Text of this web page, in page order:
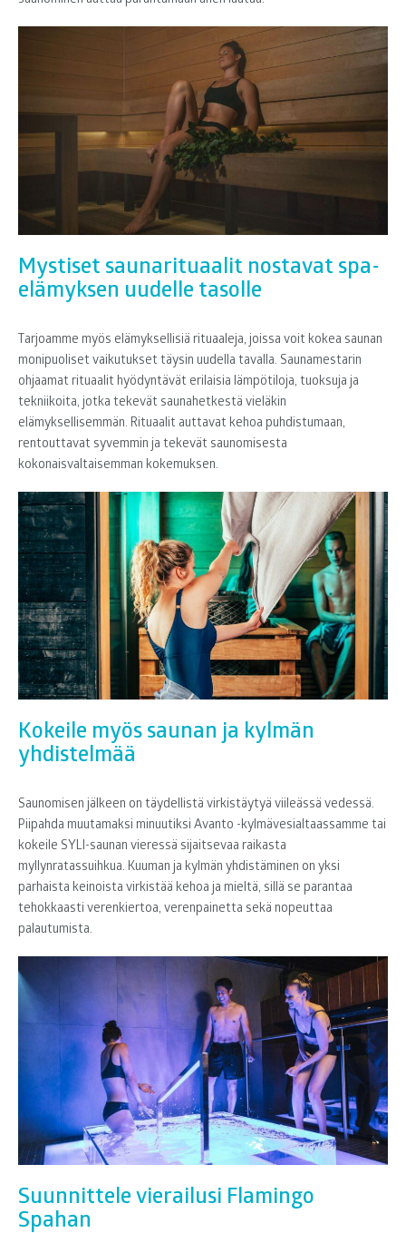
Mystiset saunarituaalit nostavat spa-
elämyksen uudelle tasolle
Tarjoamme myös elämyksellisiä rituaaleja, joissa voit kokea saunan
monipuoliset vaikutukset täysin uudella tavalla. Saunamestarin
ohjaamat rituaalit hyödyntävät erilaisia lämpötiloja, tuoksuja ja
tekniikoita, jotka tekevät saunahetkestä vieläkin
elämyksellisemmän. Rituaalit auttavat kehoa puhdistumaan,
rentouttavat syvemmin ja tekevät saunomisesta
kokonaisvaltaisemman kokemuksen.
Kokeile myös saunan ja kylmän
yhdistelmää
Saunomisen jälkeen on täydellistä virkistäytyä viileässä vedessä.
Piipahda muutamaksi minuutiksi Avanto -kylmävesialtaassamme tai
kokeile SYLI-saunan vieressä sijaitsevaa raikasta
myllynratassuihkua. Kuuman ja kylmän yhdistäminen on yksi
parhaista keinoista virkistää kehoa ja mieltä, sillä se parantaa
tehokkaasti verenkiertoa, verenpainetta sekä nopeuttaa
palautumista.
Suunnittele vierailusi Flamingo
Spahan